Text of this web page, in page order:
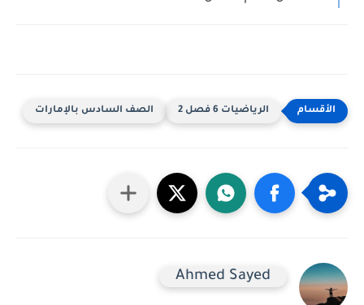
الرياضيات 6 فصل 2 الصف السادس بالإمارات
Ahmed Sayed